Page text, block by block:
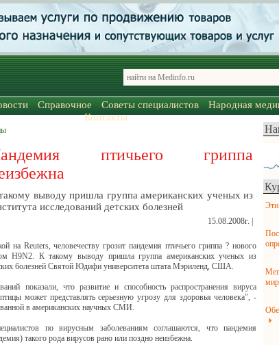
Справочное Советы специалистов Народная
Контакты
птичьего гриппа
выводу пришла группа американских ученых из
исследований детских болезней
15.08.2008г. |
на Reuters, человечеству грозит пандемия птичьего гриппа ? нового
H9N2. К такому выводу пришла группа американских ученых из
болезней Святой Юдифи университета штата Мэриленд, США.
показали, что развитие и способность распространения вируса
может представлять серьезную угрозу для здоровья человека", -
в американских научных СМИ.
по вирусным заболеваниям соглашаются, что пандемия
такого рода вирусов рано или поздно неизбежна.